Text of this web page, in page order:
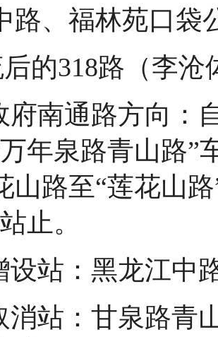
路、福林苑口袋
后的318路（李
府南通路方向：
年泉路青山路”
山路至“莲花山
止。
设站：黑龙江中
消站：甘泉路青